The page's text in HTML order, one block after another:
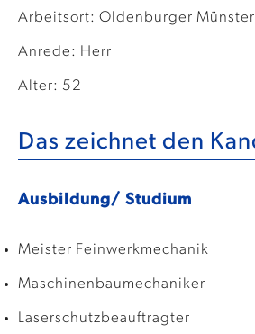
Arbeitsort: Oldenburger
Anrede: Herr
Alter: 52
Das zeichnet den
Ausbildung/ Studium
Meister Feinwerkmechanik
Maschinenbaumechaniker
Laserschutzbeauftragter